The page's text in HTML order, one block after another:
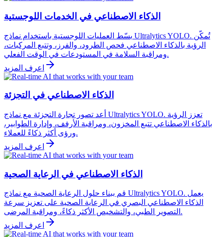
الذكاء الاصطناعي في الخدمات اللوجستية
بسّط العمليات اللوجستية باستخدام نماذج Ultralytics YOLO. تُمكّن
الرؤية بالذكاء الاصطناعي فحص الطرود، والفرز، وتتبع المركبات،
ومراقبة السلامة في المستودعات في الوقت الفعلي.
اعرف المزيد
الذكاء الاصطناعي في التجزئة
أعد تصور تجارة التجزئة مع نماذج Ultralytics YOLO. تعزز الرؤية
بالذكاء الاصطناعي تتبع المخزون، ومراقبة الأرفف، وإدارة الطوابير،
ورؤى أكثر ذكاءً للعملاء.
اعرف المزيد
الذكاء الاصطناعي في الرعاية الصحية
قم ببناء حلول الرعاية الصحية مع نماذج Ultralytics YOLO. يعمل
الذكاء الاصطناعي البصري في الرعاية الصحية على تعزيز سرعة
التصوير الطبي، والتشخيص الأكثر ذكاءً، ومراقبة المرضى.
اعرف المزيد